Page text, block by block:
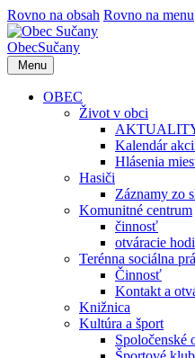
Rovno na obsah Rovno na menu
ObecSučany
Menu
OBEC
Život v obci
Kalendár
Hlásenia
Hasiči
Záznamy zo
Komunitné centrum
činnosť
otváracie
Terénna sociálna
Činnosť
Kontakt a
Knižnica
Kultúra a šport
Spoločenské